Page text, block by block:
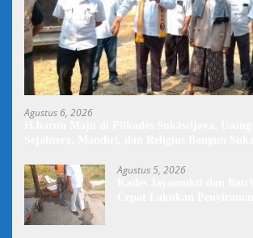
Agustus 6, 2026
Agustus 5, 2026